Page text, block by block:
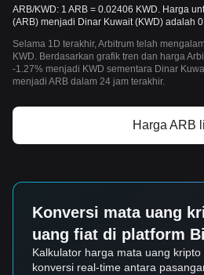
ARB/KWD: 1 ARB = 0.02406 KWD. Harga
(ARB) menjadi Dinar Kuwait (KWD) adalah
Selama 1D terakhir, Arbitrum telah
KWD. Berdasarkan grafik tren dan harga
-1.27% menjadi KWD sementara Dinar
menjadi ARB dalam 24 jam terakhir.
Harga ARB
Konversi mata uang
uang fiat di platform
Kalkulator harga mata uang
konversi real-time antara